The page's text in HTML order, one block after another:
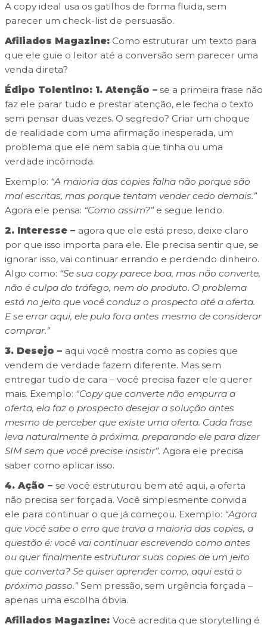
A copy ideal usa os gatilhos de forma fluida, sem
parecer um check-list de persuasão.
Afiliados Magazine:Como estruturar um texto para
que ele guie o leitor até a conversão sem parecer uma
venda direta?
Édipo Tolentino: 1. Atenção – se a primeira frase não
faz ele parar tudo e prestar atenção, ele fecha o texto
sem pensar duas vezes. O segredo? Criar um choque
de realidade com uma afirmação inesperada, um
problema que ele nem sabia que tinha ou uma
verdade incômoda.
Exemplo: “A maioria das copies falha não porque são
mal escritas, mas porque tentam vender cedo demais.”
Agora ele pensa: “Como assim?”e segue lendo.
2. Interesse – agora que ele está preso, deixe claro
por que isso importa para ele. Ele precisa sentir que, se
ignorar isso, vai continuar errando e perdendo dinheiro.
Algo como: “Se sua copy parece boa, mas não converte,
não é culpa do tráfego, nem do produto. O problema
está no jeito que você conduz o prospecto até a oferta.
E se errar aqui, ele pula fora antes mesmo de considerar
comprar.”
3. Desejo – aqui você mostra como as copies que
vendem de verdade fazem diferente. Mas sem
entregar tudo de cara – você precisa fazer ele querer
mais. Exemplo: “Copy que converte não empurra a
oferta, ela faz o prospecto desejar a solução antes
mesmo de perceber que existe uma oferta. Cada frase
leva naturalmente à próxima, preparando ele para dizer
SIM sem que você precise insistir”. Agora ele precisa
saber como aplicar isso.
4. Ação – se você estruturou bem até aqui, a oferta
não precisa ser forçada. Você simplesmente convida
ele para continuar o que já começou. Exemplo: “Agora
que você sabe o erro que trava a maioria das copies, a
questão é: você vai continuar escrevendo como antes
ou quer finalmente estruturar suas copies de um jeito
que converta? Se quiser aprender como, aqui está o
próximo passo.”Sem pressão, sem urgência forçada –
apenas uma escolha óbvia.
Afiliados Magazine: Você acredita que storytelling é